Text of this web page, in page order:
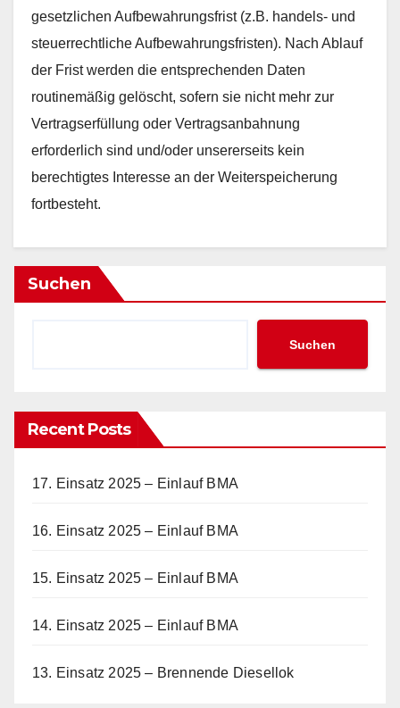
gesetzlichen Aufbewahrungsfrist (z.B. handels- und
steuerrechtliche Aufbewahrungsfristen). Nach Ablauf
der Frist werden die entsprechenden Daten
routinemäßig gelöscht, sofern sie nicht mehr zur
Vertragserfüllung oder Vertragsanbahnung
erforderlich sind und/oder unsererseits kein
berechtigtes Interesse an der Weiterspeicherung
fortbesteht.
Suchen
Suchen
Recent Posts
17. Einsatz 2025 – Einlauf BMA
16. Einsatz 2025 – Einlauf BMA
15. Einsatz 2025 – Einlauf BMA
14. Einsatz 2025 – Einlauf BMA
13. Einsatz 2025 – Brennende Diesellok